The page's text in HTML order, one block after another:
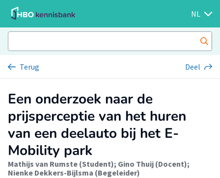
NL
Terug Deel
Een onderzoek naar de
prijsperceptie van het huren
van een deelauto bij het E-
Mobility park
Mathijs van Rumste (Student); Gino Thuij (Docent);
Nienke Dekkers-Bijlsma (Begeleider)